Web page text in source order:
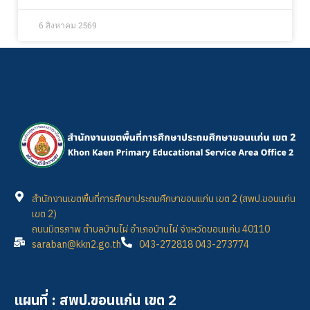
6 สิงหาคม 2569
สำนักงานเขตพื้นที่การศึกษาประถมศึกษาขอนแก่น เขต 2 (สพป.ขอนแก่น
เขต 2)
ถนนมิตรภาพ ตำบลบ้านไผ่ อำเภอบ้านไผ่ จังหวัดขอนแก่น 40110
saraban@kkn2.go.th
043-272818 043-273774
แผนที่ : สพป.ขอนแก่น เขต 2